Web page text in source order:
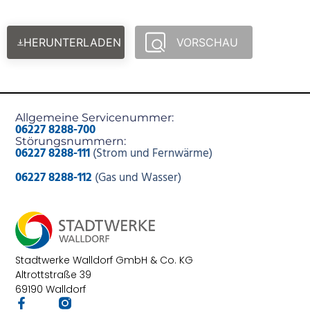
HERUNTERLADEN VORSCHAU
Stadtwerke Walldorf GmbH & Co. KG
Altrottstraße 39
69190 Walldorf
Allgemeine Servicenummer:
06227 8288-700
Störungsnummern:
06227 8288-111(Strom und Fernwärme)
06227 8288-112 (Gas und Wasser)